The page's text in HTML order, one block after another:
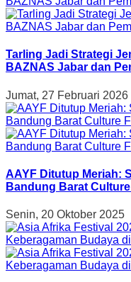
Tarling Jadi Strategi
BAZNAS Jabar dan
Jumat, 27 Februari 2026
AAYF Ditutup Meriah:
Bandung Barat
Senin, 20 Oktober 2025